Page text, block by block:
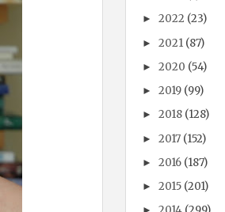
►2022 (23)
►2021 (87)
►2020 (54)
►2019 (99)
►2018 (128)
►2017 (152)
►2016 (187)
►2015 (201)